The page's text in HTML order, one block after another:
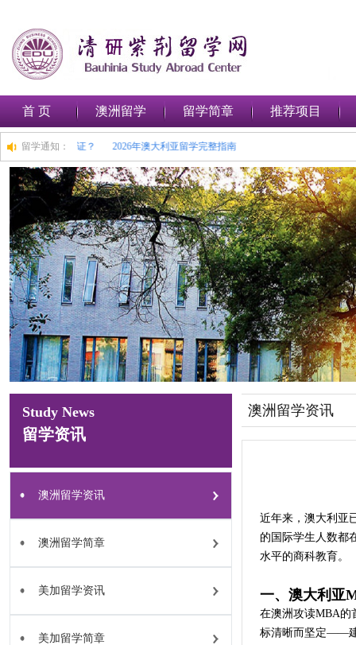
首 页 澳洲留学 留学简章 推荐项目
留学通知：
澳大利亚申请留学签证？ 2026年澳大利亚留学完整指南
Study News
留学资讯
澳洲留学资讯
澳洲留学简章
美加留学资讯
美加留学简章
澳洲留学资讯
近年来，澳大利亚
的国际学生人数都
水平的商科教育。
一、 澳大利亚
在澳洲攻读MBA的
标清晰而坚定——